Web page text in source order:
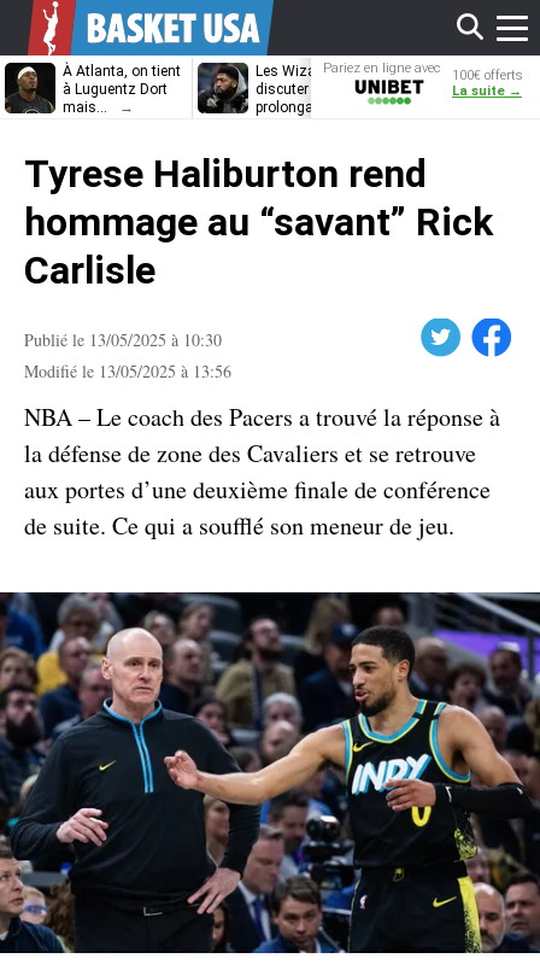
À Atlanta, on tient
à Luguentz Dort
mais…
Les Wizards vont
discuter
prolongation avec
Dennis
découvrira-t-il
Pariez en ligne avec
Unibet
100€ offerts
La suite →
Tyrese Haliburton rend
hommage au “savant” Rick
Carlisle
Publié le 13/05/2025 à 10:30
Modifié le 13/05/2025 à 13:56
Facebook
NBA – Le coach des Pacers a trouvé la réponse à
la défense de zone des Cavaliers et se retrouve
aux portes d’une deuxième finale de conférence
de suite. Ce qui a soufflé son meneur de jeu.